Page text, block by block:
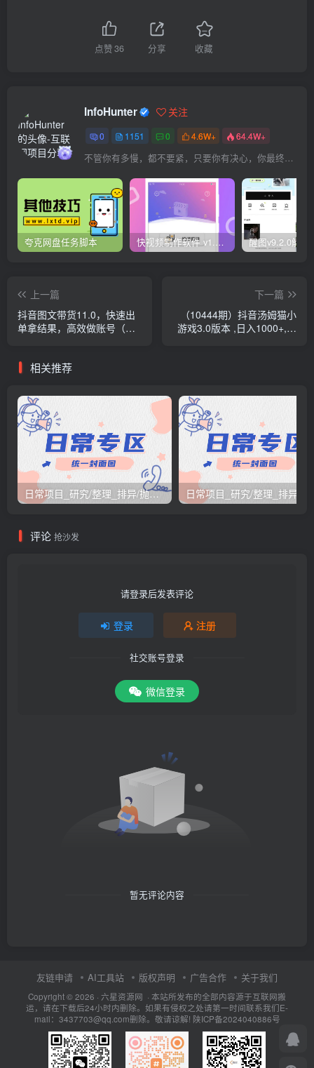
点赞36 分享 收藏
InfoHunter 关注
0 1151 0 4.6W+ 64.4W+
不管你有多慢，都不要紧，只要你有决心，你最终都会到达想去的地方
夸克网盘任务脚本 快视频制作软件 v1.1.1安卓版
上一篇
抖音图文带货11.0，快速出
单拿结果，高效做账号（基
下一篇
（10444期）抖音汤姆猫小
游戏3.0版本 ,日入1000+,无
相关推荐
日常项目_研究/整理_排异/抛弃汇总[26.3.15-3.21整理]
评论 抢沙发
请登录后发表评论
登录 注册
社交账号登录
微信登录
暂无评论内容
友链申请 AI工具站 版权声明 广告合作 关于我们
Copyright © 2026 · 六星资源网 · 本站所发布的全部内容源于互联网搬
运，请在下载后24小时内删除。如果有侵权之处请第一时间联系我们E-
mail：3437703@qq.com删除。敬请谅解! 陕ICP备2024040886号